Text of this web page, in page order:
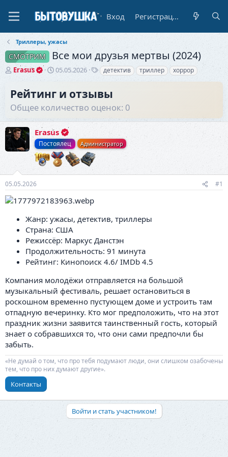
Вход Регистрация
Триллеры, ужасы
СМОТРИМ Все мои друзья мертвы (2024)
А
о
р
е
м
ы
Erasus
Д
н
ч
а
л
а
05.05.2026
Т
и
детектив триллер хоррор
Рейтинг и отзывы
Общее количество оценок: 0
Erasus
Постоялец Администратор
05.05.2026 #1
Жанр: ужасы, детектив, триллеры
Страна: США
Режиссёр: Маркус Данстэн
Продолжительность: 91 минута
Рейтинг: Кинопоиск 4.6/ IMDb 4.5
Компания молодёжи отправляется на большой
музыкальный фестиваль, решает остановиться в
роскошном временно пустующем доме и устроить там
отпадную вечеринку. Кто мог предположить, что на этот
праздник жизни заявится таинственный гость, который
знает о собравшихся то, что они сами предпочли бы
забыть.
«Не думай о том, что про тебя подумают люди, они слишком озабочены
тем, что про них думают другие».
Контакты
Войти и стать участником!